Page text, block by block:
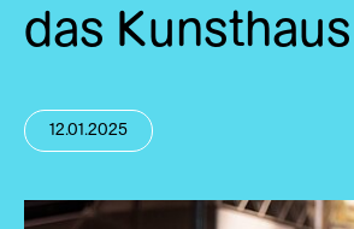
das
12.01.2025